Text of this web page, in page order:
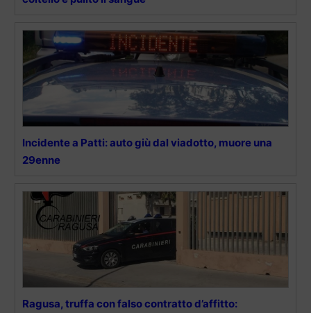
Incidente a Patti: auto giù dal viadotto, muore una
29enne
Ragusa, truffa con falso contratto d’affitto: